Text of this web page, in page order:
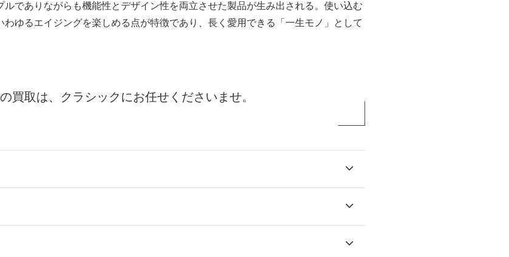
でありながらも機能性とデザイン性を両立させた製品が生み出される。使い込む
ゆるエイジングを楽しめる点が特徴であり、長く愛用できる「一生モノ」として
買取は、クラシックにお任せくださいませ。